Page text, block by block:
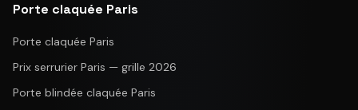
Porte claquée Paris
Porte claquée Paris
Prix serrurier Paris — grille 2026
Porte blindée claquée Paris